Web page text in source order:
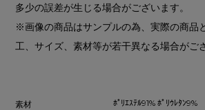
多少の誤差が生じる場合がございます。
※画像の商品はサンプルの為、実際の商品
工、サイズ、素材等が若干異なる場合がご
素材 ﾎﾟﾘｴｽﾃﾙ91% ﾎﾟﾘｳﾚﾀﾝ9%